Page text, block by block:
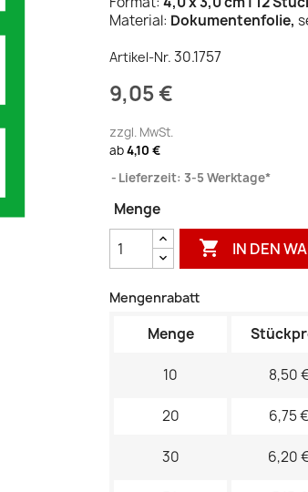
Material: Dokumentenfolie,
Artikel-Nr. 30.1757
9,05 €
zzgl. MwSt.
ab4,10 €
Lieferzeit: 3-5 Werktage*
Menge
 IN DEN
Mengenrabatt
Menge
10 8,50
20 6,75 €
30 6,20